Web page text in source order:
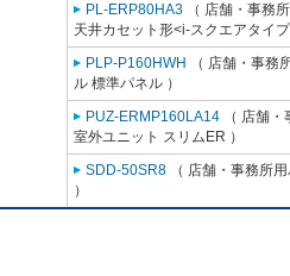
PL-ERP80HA3 （ 店舗・事務
天井カセット形<i-スクエアタイ
PLP-P160HWH
（ 店舗・事務
ル 標準パネル ）
PUZ-ERMP160LA14 （ 店舗
室外ユニット スリムER ）
SDD-50SR8 （ 店舗・事務所
）